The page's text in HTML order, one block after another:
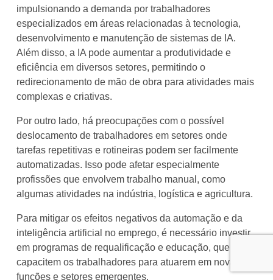
impulsionando a demanda por trabalhadores
especializados em áreas relacionadas à tecnologia,
desenvolvimento e manutenção de sistemas de IA.
Além disso, a IA pode aumentar a produtividade e
eficiência em diversos setores, permitindo o
redirecionamento de mão de obra para atividades mais
complexas e criativas.
Por outro lado, há preocupações com o possível
deslocamento de trabalhadores em setores onde
tarefas repetitivas e rotineiras podem ser facilmente
automatizadas. Isso pode afetar especialmente
profissões que envolvem trabalho manual, como
algumas atividades na indústria, logística e agricultura.
Para mitigar os efeitos negativos da automação e da
inteligência artificial no emprego, é necessário investir
em programas de requalificação e educação, que
capacitem os trabalhadores para atuarem em novas
funções e setores emergentes.